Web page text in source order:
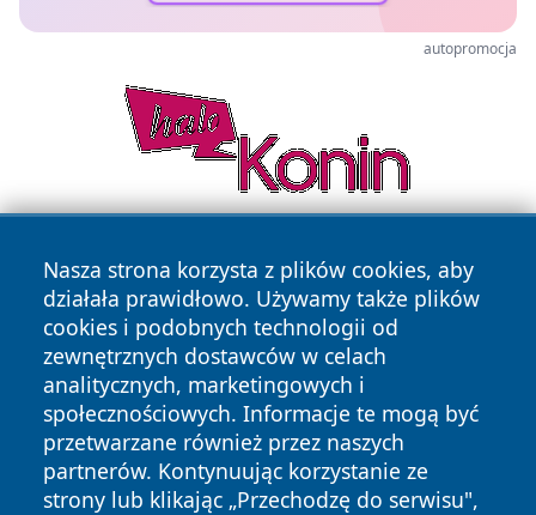
autopromocja
Nasza strona korzysta z plików cookies, aby
działała prawidłowo. Używamy także plików
cookies i podobnych technologii od
zewnętrznych dostawców w celach
analitycznych, marketingowych i
społecznościowych. Informacje te mogą być
przetwarzane również przez naszych
partnerów. Kontynuując korzystanie ze
strony lub klikając „Przechodzę do serwisu",
Copyright © 2026 24slupsk.pl Wszystkie prawa zastrzeżone.
News Autorzy
Polityka
Prywatności
Polityka
Cookies